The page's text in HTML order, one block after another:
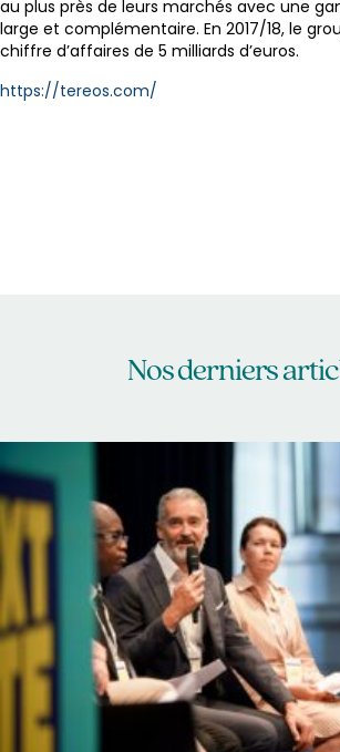
au plus près de leurs marchés avec une
large et complémentaire. En 2017/18, le
chiffre d’affaires de 5 milliards d’euros.
https://tereos.com/
Nos derniers